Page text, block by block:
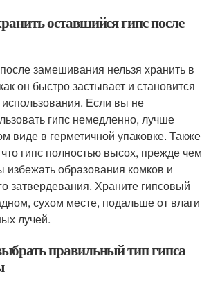
оставшийся гипс после
замешивания нельзя хранить в
он быстро застывает и становится
Если вы не
гипс немедленно, лучше
виде в герметичной упаковке. Также
гипс полностью высох, прежде чем
избежать образования комков и
затвердевания. Храните гипсовый
сухом месте, подальше от влаги
лучей.
правильный тип гипса